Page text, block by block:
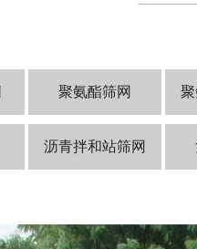
聚氨酯筛网
沥青拌和站筛网